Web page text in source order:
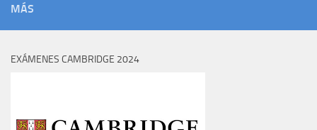
MÁS
EXÁMENES CAMBRIDGE 2024